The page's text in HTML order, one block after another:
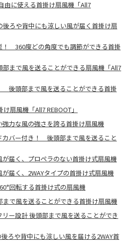
に使える首掛け扇風機「All7
ろや背中にも涼しい風が届く首掛け扇
！ 360度どの角度でも調節ができる首掛
まで風を送ることができる扇風機「All7
後頭部まで風を送ることができる首掛
扇風機「All7 REBOOT」
力な風の強さを誇る首掛け扇風機
カバー付き！ 後頭部まで風を送ること
届く、プロペラのない首掛け式扇風機
届く、2WAYタイプの首掛け式扇風機
回転する首掛け式の扇風機
で風を送ることができる首掛け扇風機
ー設計 後頭部まで風を送ることができ
ろや背中にも涼しい風を届ける2WAY首